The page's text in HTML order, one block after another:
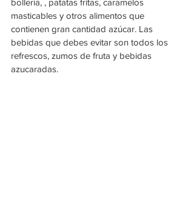
bollería, , patatas fritas, caramelos
masticables y otros alimentos que
contienen gran cantidad azúcar. Las
bebidas que debes evitar son todos los
refrescos, zumos de fruta y bebidas
azucaradas.